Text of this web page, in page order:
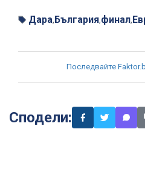
Дара, България,финал,
Последвайте
Сподели: